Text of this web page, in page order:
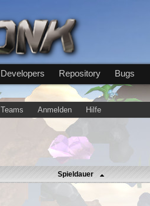
Developers Repository Bugs
Teams Anmelden Hilfe
Spieldauer